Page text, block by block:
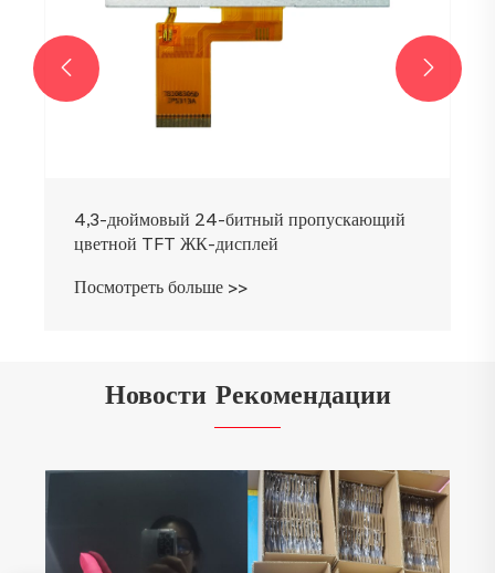
4,3-дюймовый 24-битный пропускающий
цветной TFT ЖК-дисплей
Посмотреть больше >>
 
Новости Рекомендации